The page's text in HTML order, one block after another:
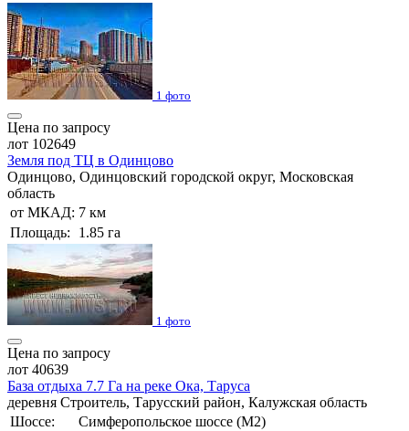
1 фото
Цена по запросу
лот 102649
Земля под ТЦ в Одинцово
Одинцово, Одинцовский городской округ, Московская
область
от МКАД: 7 км
Площадь:
1.85 га
1 фото
Цена по запросу
лот 40639
База отдыха 7.7 Га на реке Ока, Таруса
деревня Строитель, Тарусский район, Калужская область
Шоссе:
Симферопольское шоссе (М2)